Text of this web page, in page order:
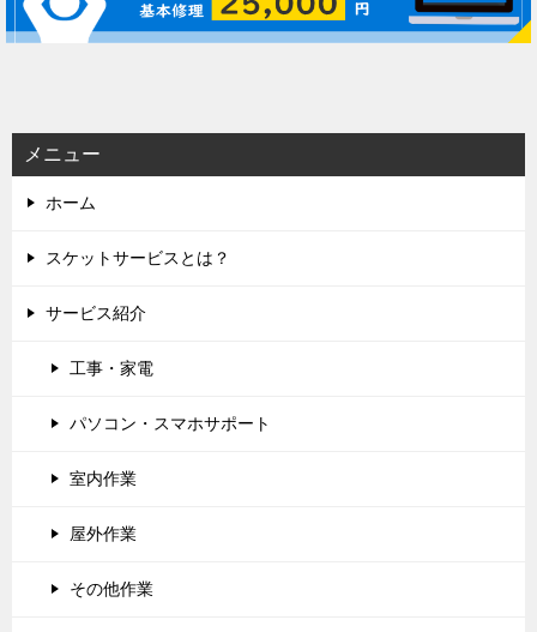
ー
ンメニュー
ホーム
スケットサービスとは？
サービス紹介
工事・家電
パソコン・スマホサポート
室内作業
屋外作業
その他作業